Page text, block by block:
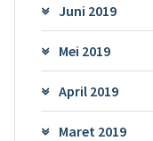
Juni 2019
Mei 2019
April 2019
Maret 2019